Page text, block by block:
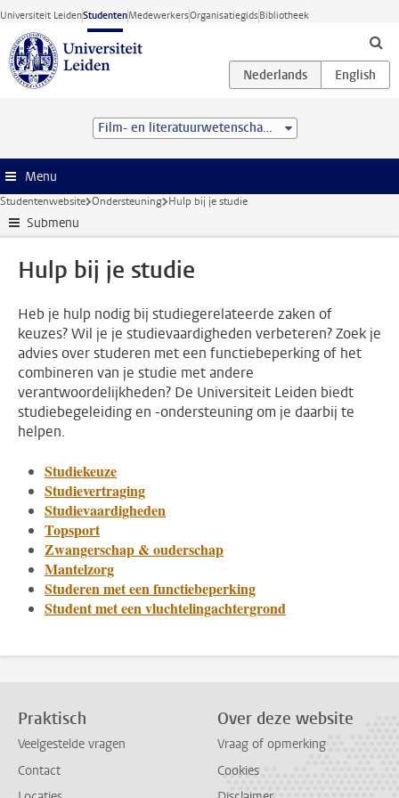
Ga direct naar de inhoud
Universiteit LeidenStudentenMedewerkersOrganisatiegidsBibliotheek
Film- en literatuurwetenschap (BA)
Menu
Studentenwebsite Ondersteuning Hulp bij je studie
Submenu
Hulp bij je studie
Heb je hulp nodig bij studiegerelateerde zaken of
keuzes? Wil je je studievaardigheden verbeteren? Zoek je
advies over studeren met een functiebeperking of het
combineren van je studie met andere
verantwoordelijkheden? De Universiteit Leiden biedt
studiebegeleiding en -ondersteuning om je daarbij te
helpen.
Studiekeuze
Studievertraging
Studievaardigheden
Topsport
Zwangerschap & ouderschap
Mantelzorg
Studeren met een functiebeperking
Student met een vluchtelingachtergrond
Praktisch
Veelgestelde vragen
Contact
Over deze website
Vraag of opmerking
Cookies